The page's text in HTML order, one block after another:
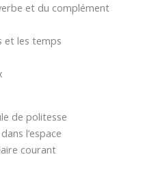
et du complément
et les temps
de politesse
l’espace
courant